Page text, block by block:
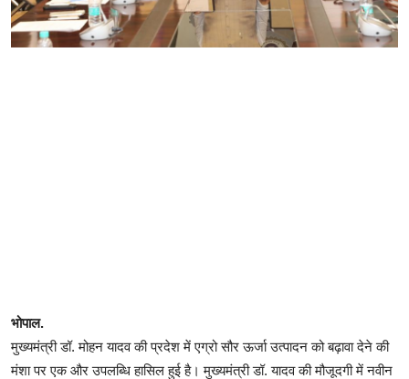
भोपाल.
मुख्यमंत्री डॉ. मोहन यादव की प्रदेश में एग्रो सौर ऊर्जा उत्पादन को बढ़ावा देने की
मंशा पर एक और उपलब्धि हासिल हुई है। मुख्यमंत्री डॉ. यादव की मौजूदगी में नवीन